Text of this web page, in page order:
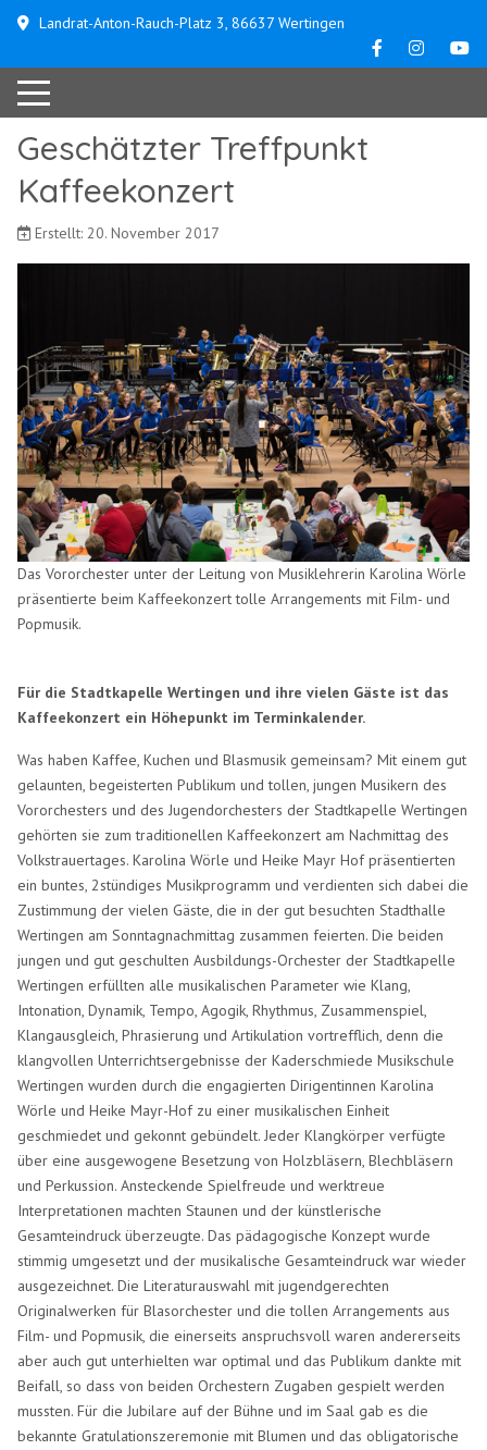
Landrat-Anton-Rauch-Platz 3, 86637 Wertingen
Geschätzter Treffpunkt
Kaffeekonzert
Erstellt: 20. November 2017
Das Vororchester unter der Leitung von Musiklehrerin Karolina Wörle
präsentierte beim Kaffeekonzert tolle Arrangements mit Film- und
Popmusik.
Für die Stadtkapelle Wertingen und ihre vielen Gäste ist das
Kaffeekonzert ein Höhepunkt im Terminkalender.
Was haben Kaffee, Kuchen und Blasmusik gemeinsam? Mit einem gut
gelaunten, begeisterten Publikum und tollen, jungen Musikern des
Vororchesters und des Jugendorchesters der Stadtkapelle Wertingen
gehörten sie zum traditionellen Kaffeekonzert am Nachmittag des
Volkstrauertages. Karolina Wörle und Heike Mayr Hof präsentierten
ein buntes, 2stündiges Musikprogramm und verdienten sich dabei die
Zustimmung der vielen Gäste, die in der gut besuchten Stadthalle
Wertingen am Sonntagnachmittag zusammen feierten. Die beiden
jungen und gut geschulten Ausbildungs-Orchester der Stadtkapelle
Wertingen erfüllten alle musikalischen Parameter wie Klang,
Intonation, Dynamik, Tempo, Agogik, Rhythmus, Zusammenspiel,
Klangausgleich, Phrasierung und Artikulation vortrefflich, denn die
klangvollen Unterrichtsergebnisse der Kaderschmiede Musikschule
Wertingen wurden durch die engagierten Dirigentinnen Karolina
Wörle und Heike Mayr-Hof zu einer musikalischen Einheit
geschmiedet und gekonnt gebündelt. Jeder Klangkörper verfügte
über eine ausgewogene Besetzung von Holzbläsern, Blechbläsern
und Perkussion. Ansteckende Spielfreude und werktreue
Interpretationen machten Staunen und der künstlerische
Gesamteindruck überzeugte. Das pädagogische Konzept wurde
stimmig umgesetzt und der musikalische Gesamteindruck war wieder
ausgezeichnet. Die Literaturauswahl mit jugendgerechten
Originalwerken für Blasorchester und die tollen Arrangements aus
Film- und Popmusik, die einerseits anspruchsvoll waren andererseits
aber auch gut unterhielten war optimal und das Publikum dankte mit
Beifall, so dass von beiden Orchestern Zugaben gespielt werden
mussten. Für die Jubilare auf der Bühne und im Saal gab es die
bekannte Gratulationszeremonie mit Blumen und das obligatorische